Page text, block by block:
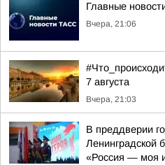
Главные
Вчера, 21:06
7 августа
Вчера, 21:03
В преддверии
Ленинградской
«Россия — моя